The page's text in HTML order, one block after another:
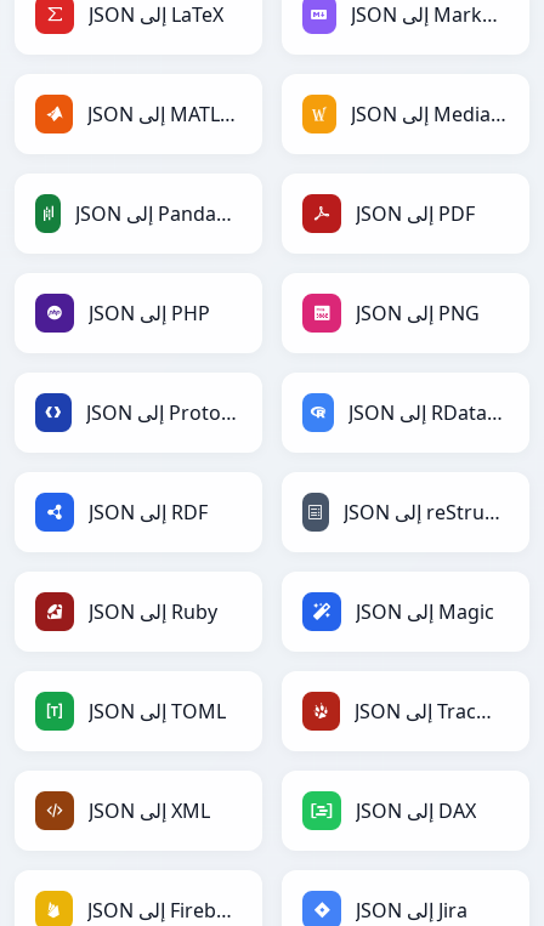
JSON إلى LaTeX JSON إلى Markdown
JSON إلى MATLAB JSON إلى MediaWiki
JSON إلى PandasDataFrame JSON إلى PDF
JSON إلى PHP JSON إلى PNG
JSON إلى Protobuf JSON إلى RDataFrame
JSON إلى RDF JSON إلى reStructuredText
JSON إلى Ruby JSON إلى Magic
JSON إلى TOML JSON إلى TracWiki
JSON إلى XML JSON إلى DAX
JSON إلى Firebase JSON إلى Jira